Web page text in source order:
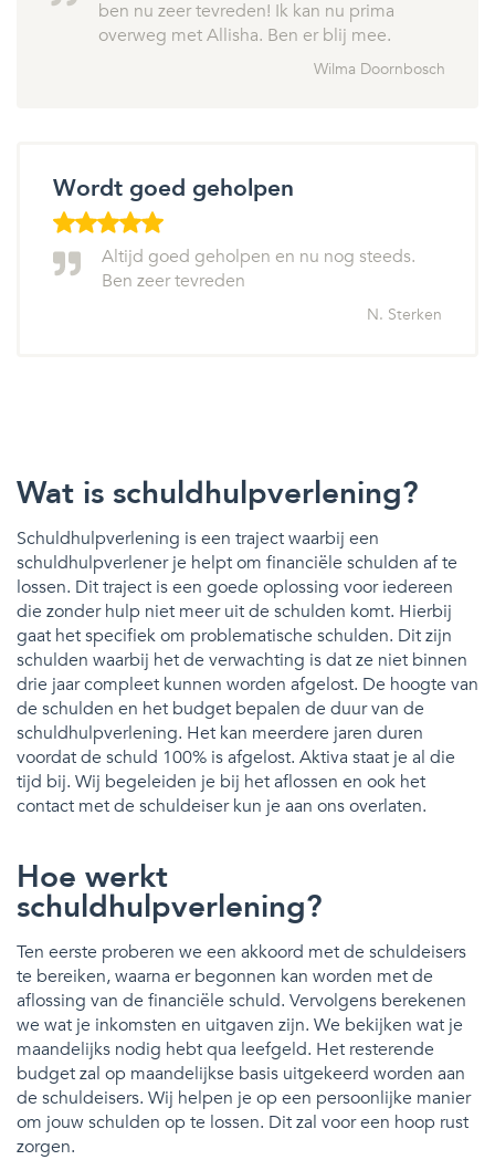
ben nu zeer tevreden! Ik kan nu prima
overweg met Allisha. Ben er blij mee.
Wilma Doornbosch
Wordt goed geholpen
Altijd goed geholpen en nu nog steeds.
Ben zeer tevreden
N. Sterken
Wat is schuldhulpverlening?
Schuldhulpverlening is een traject waarbij een
schuldhulpverlener je helpt om financiële schulden af te
lossen. Dit traject is een goede oplossing voor iedereen
die zonder hulp niet meer uit de schulden komt. Hierbij
gaat het specifiek om problematische schulden. Dit zijn
schulden waarbij het de verwachting is dat ze niet binnen
drie jaar compleet kunnen worden afgelost. De hoogte van
de schulden en het budget bepalen de duur van de
schuldhulpverlening. Het kan meerdere jaren duren
voordat de schuld 100% is afgelost. Aktiva staat je al die
tijd bij. Wij begeleiden je bij het aflossen en ook het
contact met de schuldeiser kun je aan ons overlaten.
Hoe werkt
schuldhulpverlening?
Ten eerste proberen we een akkoord met de schuldeisers
te bereiken, waarna er begonnen kan worden met de
aflossing van de financiële schuld. Vervolgens berekenen
we wat je inkomsten en uitgaven zijn. We bekijken wat je
maandelijks nodig hebt qua leefgeld. Het resterende
budget zal op maandelijkse basis uitgekeerd worden aan
de schuldeisers. Wij helpen je op een persoonlijke manier
om jouw schulden op te lossen. Dit zal voor een hoop rust
zorgen.